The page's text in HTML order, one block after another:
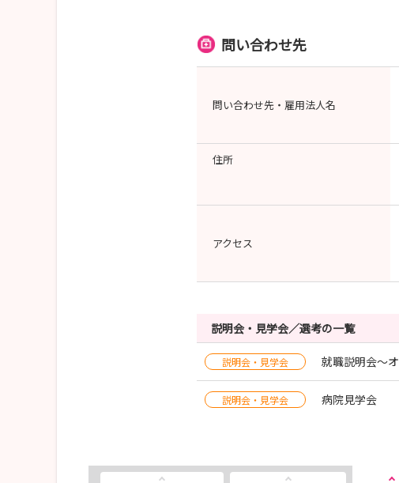
問い合わせ先
問い合わせ先・雇用法人名
住所
アクセス
説明会・見学会／選考の一覧
説明会・見学会 就職説明会～
説明会・見学会 病院見学会